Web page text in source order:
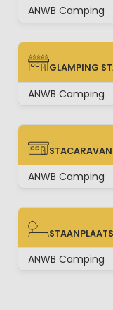
ANWB Camping
GLAMPING
GLAMPING
ANWB Camping
STACARAVAN
STACARAVAN
ANWB Camping
STAANPLAATS
STAANPLAATS
ANWB Camping